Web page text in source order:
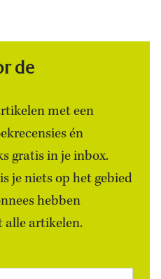
de
met een
én
gratis in je inbox.
je niets op het gebied
hebben
alle artikelen.